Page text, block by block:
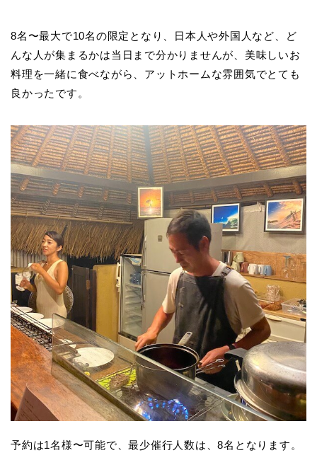
8名〜最大で10名の限定となり、日本人や外国人など、ど
んな人が集まるかは当日まで分かりませんが、美味しいお
料理を一緒に食べながら、アットホームな雰囲気でとても
良かったです。
予約は1名様〜可能で、最少催行人数は、8名となります。